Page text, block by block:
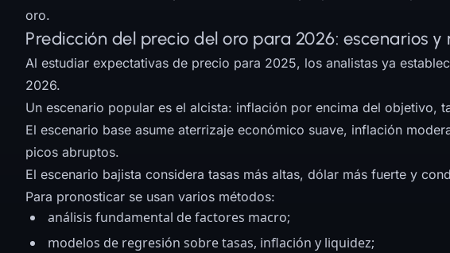
oro.
Predicción del precio del oro para 2026: escenarios y
Al estudiar expectativas de precio para 2025, los analistas ya
2026.
Un escenario popular es el alcista: inflación por encima del objetivo,
El escenario base asume aterrizaje económico suave, inflación
picos abruptos.
El escenario bajista considera tasas más altas, dólar más fuerte y
Para pronosticar se usan varios métodos:
análisis fundamental de factores macro;
modelos de regresión sobre tasas, inflación y liquidez;